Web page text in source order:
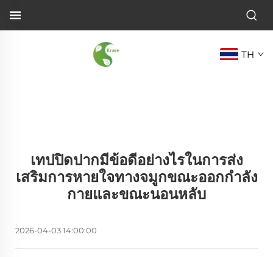
TH
เทปปิดปากมีข้อดีอย่างไรในการส่ง
เสริมการหายใจทางจมูกขณะออกกำลัง
กายและขณะนอนหลับ
2026-04-03 14:00:00